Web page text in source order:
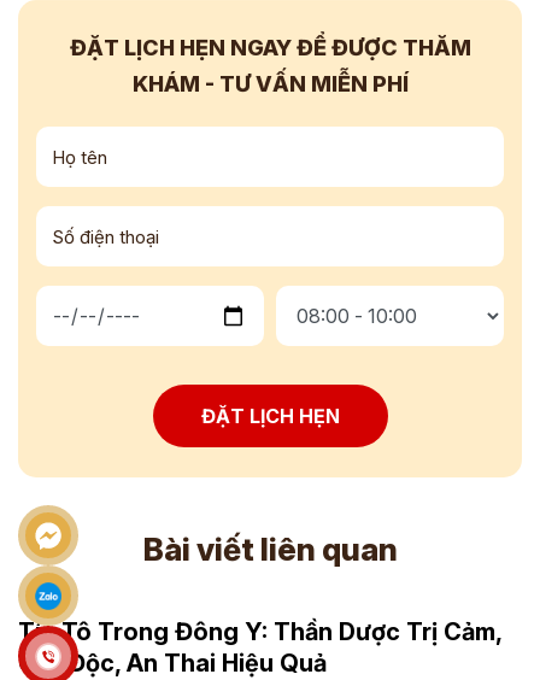
ĐẶT LỊCH HẸN NGAYĐỂ ĐƯỢC THĂM
KHÁM - TƯ VẤN MIỄN PHÍ
ĐẶT LỊCH HẸN
Bài viết liên quan
Tía Tô Trong Đông Y: Thần Dược Trị Cảm,
Giải Độc, An Thai Hiệu Quả